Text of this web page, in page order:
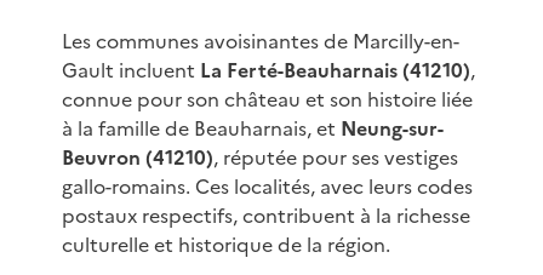
Les communes avoisinantes de Marcilly-en-
Gault incluent La Ferté-Beauharnais (41210),
connue pour son château et son histoire liée
à la famille de Beauharnais, et Neung-sur-
Beuvron (41210), réputée pour ses vestiges
gallo-romains. Ces localités, avec leurs codes
postaux respectifs, contribuent à la richesse
culturelle et historique de la région.